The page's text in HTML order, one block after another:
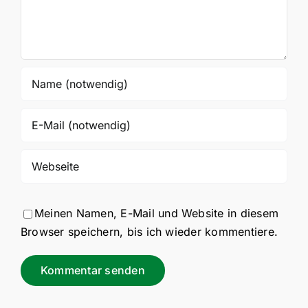
Meinen Namen, E-Mail und Website in diesem
Browser speichern, bis ich wieder kommentiere.